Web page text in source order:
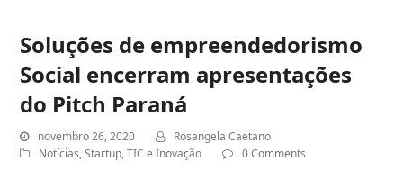
Soluções de empreendedorismo
Social encerram apresentações
do Pitch Paraná
novembro 26, 2020
Rosangela Caetano
Notícias,Startup,TIC e Inovação 0 Comments